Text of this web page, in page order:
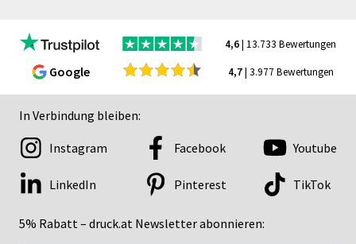
4,6| 13.733 Bewertungen
Google 4,7| 3.977 Bewertungen
In Verbindung bleiben:
5% Rabatt – druck.at Newsletter abonnieren:
Instagram Facebook Youtube
LinkedIn Pinterest TikTok